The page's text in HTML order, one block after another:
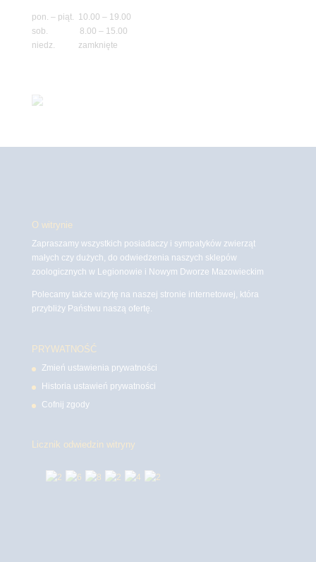
pon. – piąt. 10.00 – 19.00
sob. 8.00 – 15.00
niedz. zamknięte
O witrynie
Zapraszamy wszystkich posiadaczy i sympatyków zwierząt
małych czy dużych, do odwiedzenia naszych sklepów
zoologicznych w Legionowie i Nowym Dworze Mazowieckim
Polecamy także wizytę na naszej stronie internetowej, która
przybliży Państwu naszą ofertę.
PRYWATNOŚĆ
Zmień ustawienia prywatności
Historia ustawień prywatności
Cofnij zgody
Licznik odwiedzin witryny